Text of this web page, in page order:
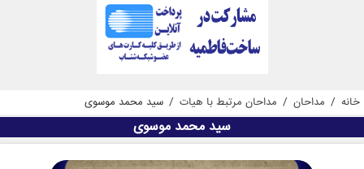
خانه / مداحان / مداحان مرتبط با هیات / سید محمد موسوی
سید محمد موسوی